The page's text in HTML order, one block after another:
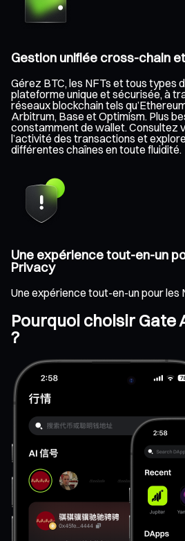
Gestion unifiée cross-chain
Gérez BTC, les NFTs et tous types
plateforme unique et sécurisée, à
réseaux blockchain tels
Arbitrum, Base et Optimism. Plus
constamment de wallet. Consultez
l’activité des transactions et
différentes chaînes en toute fluidité.
Une expérience tout-en-un
Privacy
Une expérience tout-en-un pour les
Pourquoi choisir Gate
?